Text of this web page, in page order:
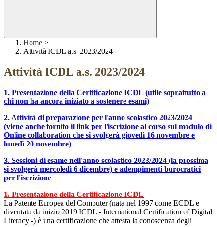
Home >
Attività ICDL a.s. 2023/2024
Attività ICDL a.s. 2023/2024
1. Presentazione della Certificazione ICDL (utile soprattutto a
chi non ha ancora iniziato a sostenere esami)
2. Attività di preparazione per l'anno scolastico 2023/2024
(viene anche fornito il link per l'iscrizione al corso sul modulo di
Online collaboration che si svolgerà giovedì 16 novembre e
lunedì 20 novembre)
3. Sessioni di esame nell'anno scolastico 2023/2024 (la prossima
si svolgerà mercoledì 6 dicembre) e adempimenti burocratici
per l'iscrizione
1. Presentazione della Certificazione ICDL
La Patente Europea del Computer (nata nel 1997 come ECDL e
diventata da inizio 2019 ICDL - International Certification of Digital
Literacy -) è una certificazione che attesta la conoscenza degli